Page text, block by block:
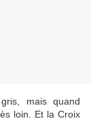
mais quand
loin. Et la Croix